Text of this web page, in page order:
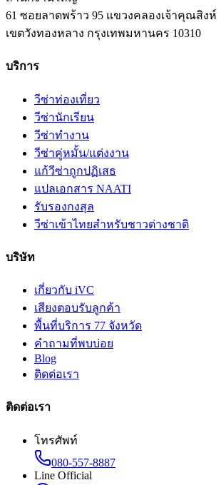
61 ซอยลาดพร้าว 95 แขวงคลองเจ้าคุณสิงห์
เขตวังทองหลาง กรุงเทพมหานคร 10310
บริการ
วีซ่าท่องเที่ยว
วีซ่านักเรียน
วีซ่าทำงาน
วีซ่าคู่หมั้น/แต่งงาน
แก้วีซ่าถูกปฏิเสธ
แปลเอกสาร NAATI
รับรองกงสุล
วีซ่าเข้าไทยสำหรับชาวต่างชาติ
บริษัท
เกี่ยวกับ iVC
เสียงตอบรับลูกค้า
พื้นที่บริการ 77 จังหวัด
คำถามที่พบบ่อย
Blog
ติดต่อเรา
ติดต่อเรา
โทรศัพท์
080-557-8887
Line Official